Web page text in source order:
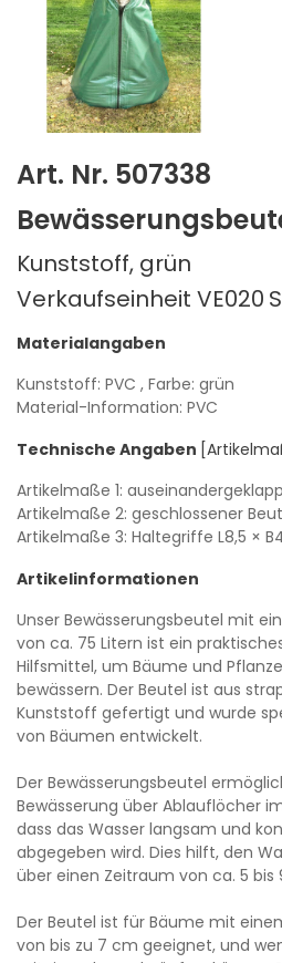
Art. Nr. 507338
Kunststoff, grün
Verkaufseinheit VE020
Materialangaben
Kunststoff: PVC , Farbe: grün
Material-Information: PVC
Technische Angaben
Artikelmaße 1:
Artikelmaße 2: geschlossener
Artikelmaße 3: Haltegriffe L8,5 ×
Artikelinformationen
Unser Bewässerungsbeutel mit
von ca. 75 Litern ist ein
Hilfsmittel, um Bäume und
bewässern. Der Beutel ist aus
Kunststoff gefertigt und wurde
von Bäumen entwickelt.
Der Bewässerungsbeutel
Bewässerung über Ablauflöcher
dass das Wasser langsam und
abgegeben wird. Dies hilft, den
über einen Zeitraum von ca. 5 bis
Der Beutel ist für Bäume mit
von bis zu 7 cm geeignet, und